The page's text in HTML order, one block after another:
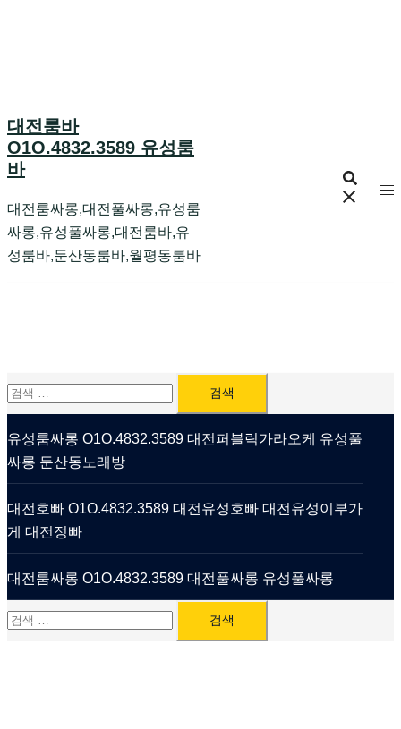
대전룸바
O1O.4832.3589 유성룸
바
대전룸싸롱,대전풀싸롱,유성룸
싸롱,유성풀싸롱,대전룸바,유
성룸바,둔산동룸바,월평동룸바
검
색:
유성룸싸롱 O1O.4832.3589 대전퍼블릭가라오케 유성풀
싸롱 둔산동노래방
대전호빠 O1O.4832.3589 대전유성호빠 대전유성이부가
게 대전정빠
대전룸싸롱 O1O.4832.3589 대전풀싸롱 유성풀싸롱
검
색: